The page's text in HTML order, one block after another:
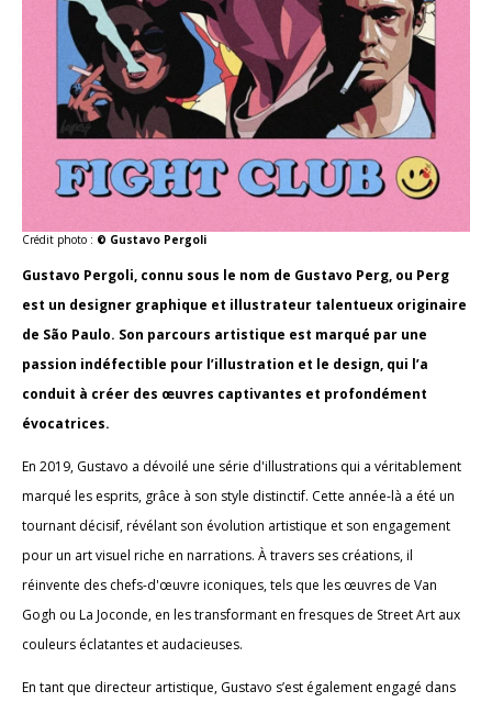
Crédit photo : © Gustavo Pergoli
Gustavo Pergoli, connu sous le nom de Gustavo Perg, ou Perg
est un designer graphique et illustrateur talentueux originaire
de São Paulo. Son parcours artistique est marqué par une
passion indéfectible pour l’illustration et le design, qui l’a
conduit à créer des œuvres captivantes et profondément
évocatrices.
En 2019, Gustavo a dévoilé une série d'illustrations qui a véritablement
marqué les esprits, grâce à son style distinctif. Cette année-là a été un
tournant décisif, révélant son évolution artistique et son engagement
pour un art visuel riche en narrations. À travers ses créations, il
réinvente des chefs-d'œuvre iconiques, tels que les œuvres de Van
Gogh ou La Joconde, en les transformant en fresques de Street Art aux
couleurs éclatantes et audacieuses.
En tant que directeur artistique, Gustavo s’est également engagé dans